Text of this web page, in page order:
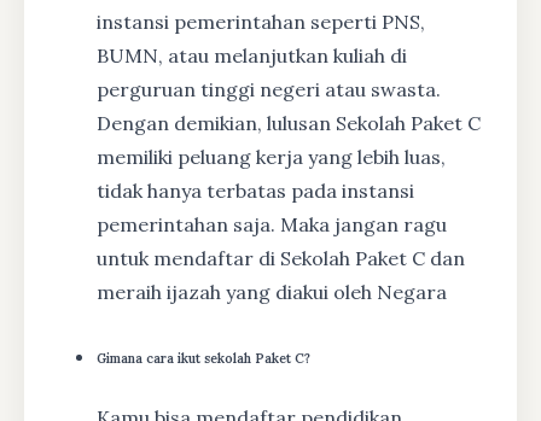
instansi pemerintahan seperti PNS,
BUMN, atau melanjutkan kuliah di
perguruan tinggi negeri atau swasta.
Dengan demikian, lulusan Sekolah Paket C
memiliki peluang kerja yang lebih luas,
tidak hanya terbatas pada instansi
pemerintahan saja. Maka jangan ragu
untuk mendaftar di Sekolah Paket C dan
meraih ijazah yang diakui oleh Negara
Gimana cara ikut sekolah Paket C?